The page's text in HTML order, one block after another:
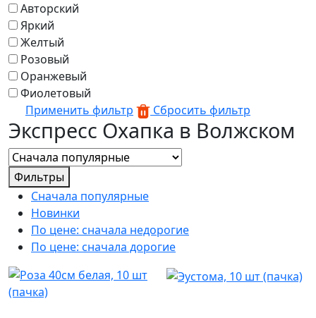
Авторский
Яркий
Желтый
Розовый
Оранжевый
Фиолетовый
Применить фильтр
Сбросить фильтр
Экспресс Охапка в Волжском
Фильтры
Сначала популярные
Новинки
По цене: сначала недорогие
По цене: сначала дорогие